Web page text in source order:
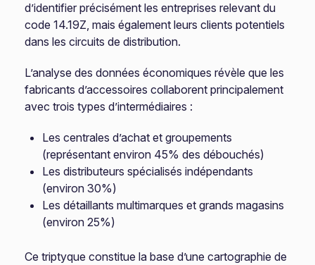
d’identifier précisément les entreprises relevant du
code 14.19Z, mais également leurs clients potentiels
dans les circuits de distribution.
L’analyse des données économiques révèle que les
fabricants d’accessoires collaborent principalement
avec trois types d’intermédiaires :
Les centrales d’achat et groupements
(représentant environ 45% des débouchés)
Les distributeurs spécialisés indépendants
(environ 30%)
Les détaillants multimarques et grands magasins
(environ 25%)
Ce triptyque constitue la base d’une cartographie de